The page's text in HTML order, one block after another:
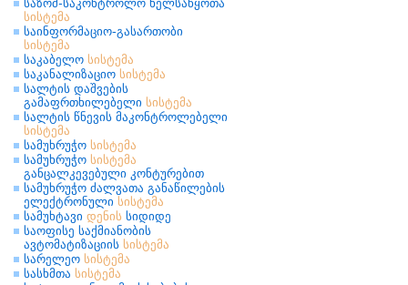
საზომ-საკონტროლო ხელსაწყოთა
სისტემა
საინფორმაციო-გასართობი
სისტემა
საკაბელო სისტემა
საკანალიზაციო სისტემა
სალტის დაშვების
გამაფრთხილებელი სისტემა
სალტის წნევის მაკონტროლებელი
სისტემა
სამუხრუჭო სისტემა
სამუხრუჭო სისტემა
განცალკევებული კონტურებით
სამუხრუჭო ძალვათა განაწილების
ელექტრონული სისტემა
სამუხტავი დენის სიდიდე
საოფისე საქმიანობის
ავტომატიზაციის სისტემა
სარელეო სისტემა
სასხმთა სისტემა